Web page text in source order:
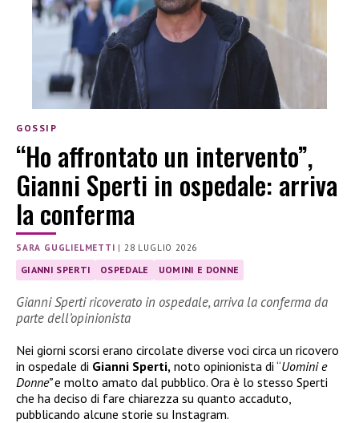
GOSSIP
“Ho affrontato un intervento”,
Gianni Sperti in ospedale: arriva
la conferma
SARA GUGLIELMETTI | 28 LUGLIO 2026
GIANNI SPERTI OSPEDALE UOMINI E DONNE
Gianni Sperti ricoverato in ospedale, arriva la conferma da
parte dell’opinionista
Nei giorni scorsi erano circolate diverse voci circa un ricovero
in ospedale di Gianni Sperti, noto opinionista di “Uomini e
Donne”e molto amato dal pubblico. Ora è lo stesso Sperti
che ha deciso di fare chiarezza su quanto accaduto,
pubblicando alcune storie su Instagram.